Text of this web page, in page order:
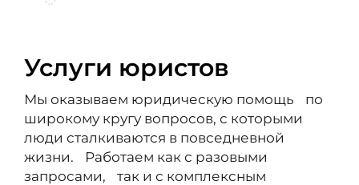
Услуги юристов
Мы оказываем юридическую помощь по
широкому кругу вопросов, с которыми
люди сталкиваются в повседневной
жизни. Работаем как с разовыми
запросами, так и с комплексным